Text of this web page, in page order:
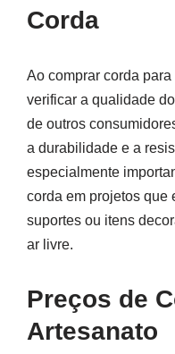
Corda
Ao comprar corda
verificar a qualidade
de outros
a durabilidade e a
especialmente
corda em projetos que
suportes ou itens
ar livre.
Preços de
Artesanato